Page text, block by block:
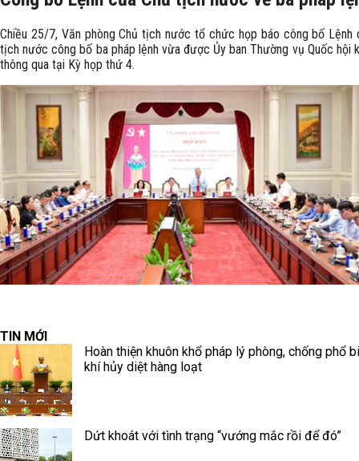
Chiều 25/7, Văn phòng Chủ tịch nước tổ chức họp báo công bố Lệnh
tịch nước công bố ba pháp lệnh vừa được Ủy ban Thường vụ Quốc hội
thông qua tại Kỳ họp thứ 4.
TIN MỚI
Hoàn thiện khuôn khổ pháp lý phòng, chống phổ
khí hủy diệt hàng loạt
Dứt khoát với tình trạng “vướng mắc rồi để đó”